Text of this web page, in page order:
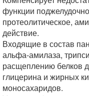
функции
протеолитическое,
действие.
Входящие в состав
альфа-амилаза,
расщеплению белков
глицерина и жирных
моносахаридов.